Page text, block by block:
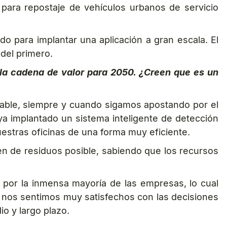
repostaje de vehículos urbanos de servicio
para implantar una aplicación a gran escala. El
primero.
cadena de valor para 2050. ¿Creen que es un
siempre y cuando sigamos apostando por el
implantado un sistema inteligente de detección
oficinas de una forma muy eficiente.
de residuos posible, sabiendo que los recursos
la inmensa mayoría de las empresas, lo cual
sentimos muy satisfechos con las decisiones
y largo plazo.